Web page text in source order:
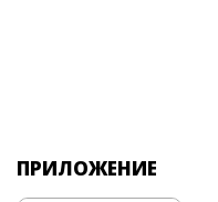
ПРИЛОЖЕНИЕ